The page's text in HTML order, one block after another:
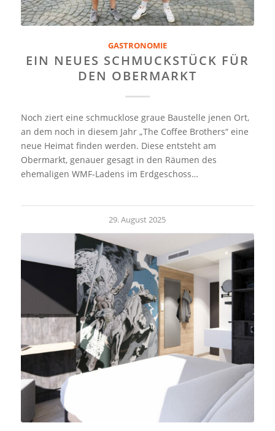
GASTRONOMIE
EIN NEUES SCHMUCKSTÜCK FÜR
DEN OBERMARKT
Noch ziert eine schmucklose graue Baustelle jenen Ort,
an dem noch in diesem Jahr „The Coffee Brothers“ eine
neue Heimat finden werden. Diese entsteht am
Obermarkt, genauer gesagt in den Räumen des
ehemaligen WMF-Ladens im Erdgeschoss…
29. August 2025